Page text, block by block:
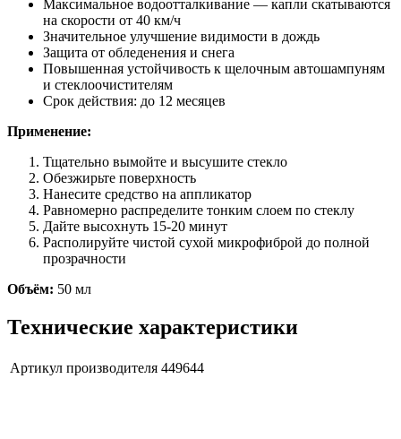
Максимальное водоотталкивание — капли скатываются
на скорости от 40 км/ч
Значительное улучшение видимости в дождь
Защита от обледенения и снега
Повышенная устойчивость к щелочным автошампуням
и стеклоочистителям
Срок действия: до 12 месяцев
Применение:
Тщательно вымойте и высушите стекло
Обезжирьте поверхность
Нанесите средство на аппликатор
Равномерно распределите тонким слоем по стеклу
Дайте высохнуть 15-20 минут
Располируйте чистой сухой микрофиброй до полной
прозрачности
Объём: 50 мл
Технические характеристики
Артикул производителя 449644